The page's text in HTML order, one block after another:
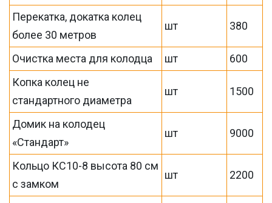
Перекатка, докатка колец
более 30 метров
шт 380
Очистка места для колодца шт
600
Копка колец не
стандартного диаметра
шт 1500
Домик на колодец
«Стандарт»
шт 9000
Кольцо КС10-8 высота 80 см
с замком
шт 2200